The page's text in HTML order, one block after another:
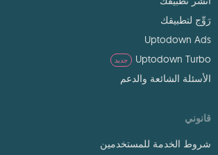
رَوِّج لتطبيقك
Uptodown Ads
Uptodown Turbo
جديد
الأسئلة الشائعة والدعم
قانوني
شروط الخدمة للمستخدمين